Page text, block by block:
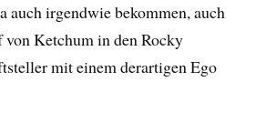
auch irgendwie bekommen, auch
von Ketchum in den Rocky
mit einem derartigen Ego